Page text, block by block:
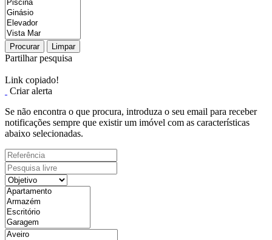
Procurar Limpar
Partilhar pesquisa
Link copiado!
Criar alerta
Se não encontra o que procura, introduza o seu email para receber
notificações sempre que existir um imóvel com as características
abaixo selecionadas.